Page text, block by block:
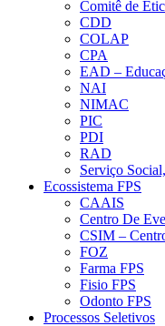
Comitê de
CDD
COLAP
CPA
EAD –
NAI
NIMAC
PIC
PDI
RAD
Serviço
Ecossistema FPS
CAAIS
Centro De
CSIM –
FOZ
Farma FPS
Fisio FPS
Odonto FPS
Processos Seletivos